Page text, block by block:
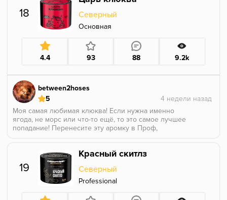
18 Северный
Основная
4.4 93 88 9.2k
between2hoses
5
Моя самая любимая клюква! Если нужна именно
ягода, не морс или что-то ещё, то это самое лучшее
попадание! Перенесите эту аромку в Проф,
19
Красный скитлз
Северный
Professional